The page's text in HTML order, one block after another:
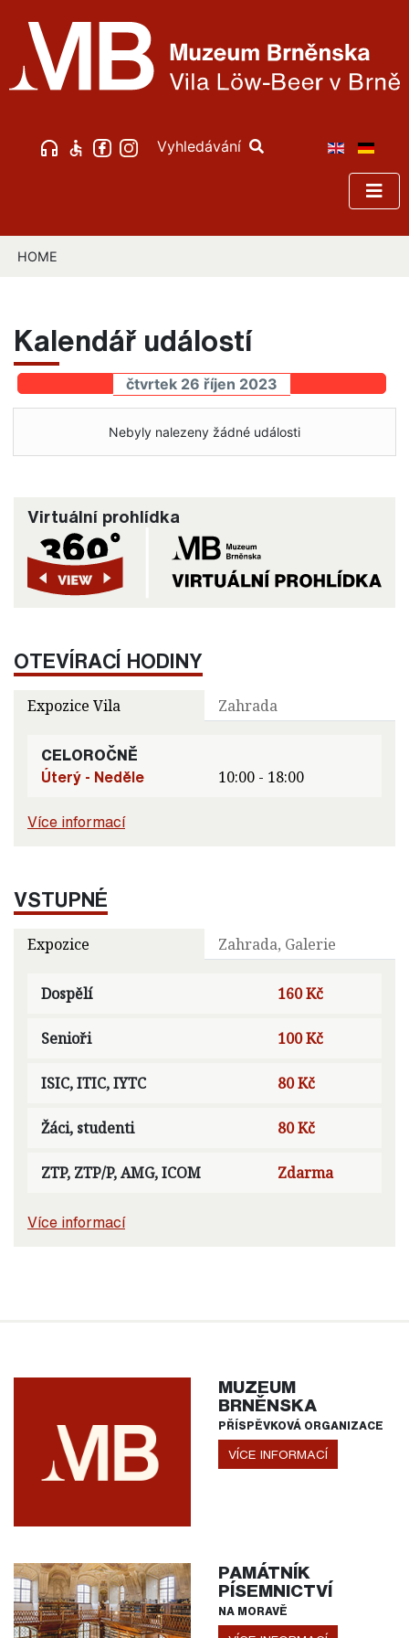
Vyhledávání
HOME
Kalendář událostí
čtvrtek 26 říjen 2023
Nebyly nalezeny žádné události
Virtuální prohlídka
OTEVÍRACÍ HODINY
Expozice Vila Zahrada
CELOROČNĚ
Úterý - Neděle
10:00 - 18:00
Více informací
VSTUPNÉ
Expozice Zahrada, Galerie
Dospělí 160 Kč
Senioři 100 Kč
ISIC, ITIC, IYTC 80 Kč
Žáci, studenti 80 Kč
ZTP, ZTP/P, AMG, ICOM Zdarma
Více informací
MUZEUM
BRNĚNSKA
PŘÍSPĚVKOVÁ ORGANIZACE
VÍCE INFORMACÍ
PAMÁTNÍK
PÍSEMNICTVÍ
NA MORAVĚ